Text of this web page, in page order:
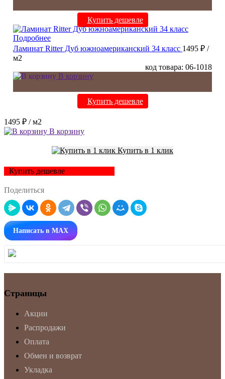
Купить дешевле
Подробнее
Ламинат Ritter Дуб южноамериканский 34 класс 1495 ₽ /
м2
код товара: 06-1018
В корзину
Купить дешевле
1495 ₽ / м2
В корзину
Купить в 1 клик
Купить дешевле
Поделиться
Написать в MAX
Страницы
Акции
Распродажи
Оплата
Обмен и возврат
Укладка